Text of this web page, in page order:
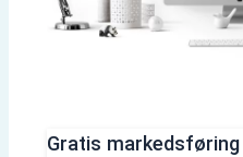
Gratis